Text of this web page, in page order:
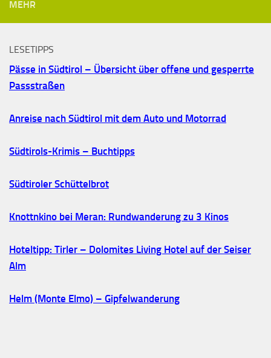
MEHR
LESETIPPS
Pässe in Südtirol – Übersicht über offene und gesperrte
Passstraßen
Anreise nach Südtirol mit dem Auto und Motorrad
Südtirols-Krimis – Buchtipps
Südtiroler Schüttelbrot
Knottnkino bei Meran: Rundwanderung zu 3 Kinos
Hoteltipp: Tirler – Dolomites Living Hotel auf der Seiser
Alm
Helm (Monte Elmo) – Gipfelwanderung